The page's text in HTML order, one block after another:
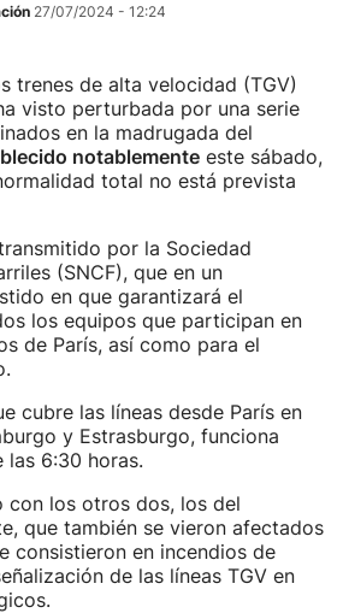
27/07/2024 - 12:24
trenes de alta velocidad (TGV)
visto perturbada por una serie
en la madrugada del
notablemente este sábado,
total no está prevista
por la Sociedad
(SNCF), que en un
en que garantizará el
los equipos que participan en
de París, así como para el
cubre las líneas desde París en
y Estrasburgo, funciona
las 6:30 horas.
con los otros dos, los del
que también se vieron afectados
consistieron en incendios de
de las líneas TGV en